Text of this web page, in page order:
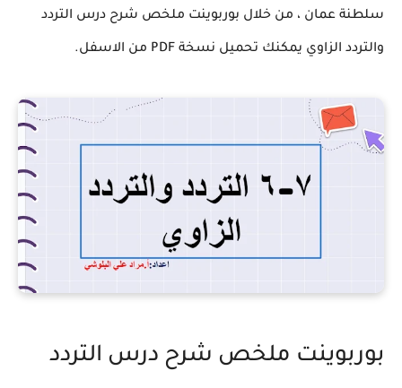
سلطنة عمان ، من خلال بوربوينت ملخص شرح درس التردد
والتردد الزاوي يمكنك تحميل نسخة PDF من الاسفل.
بوربوينت ملخص شرح درس التردد